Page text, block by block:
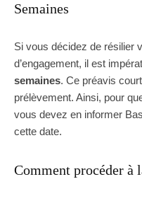
Semaines
Si vous décidez de résilier
d’engagement, il est
semaines. Ce préavis
prélèvement. Ainsi, pour
vous devez en informer
cette date.
Comment procéder à